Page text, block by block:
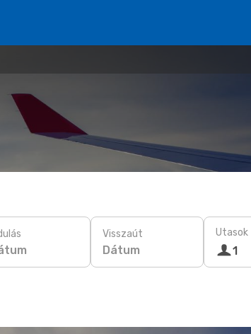
Visszaút
Dátum
Utasok
1